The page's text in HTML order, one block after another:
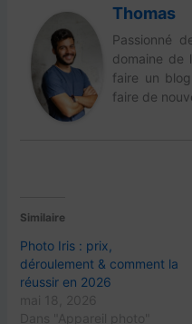
Thomas
Passionné
domaine de
faire un
faire de
Similaire
Photo Iris : prix,
déroulement & comment la
réussir en 2026